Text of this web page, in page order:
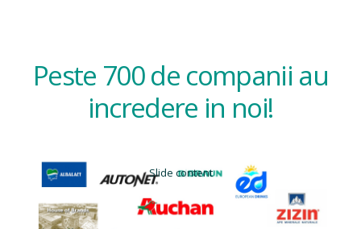
Peste 700 de companii au
incredere in noi!
Slide content